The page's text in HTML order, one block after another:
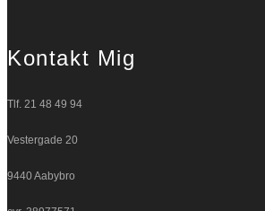
Kontakt Mig
Tlf. 21 48 49 94
Vestergade 20
9440 Aabybro